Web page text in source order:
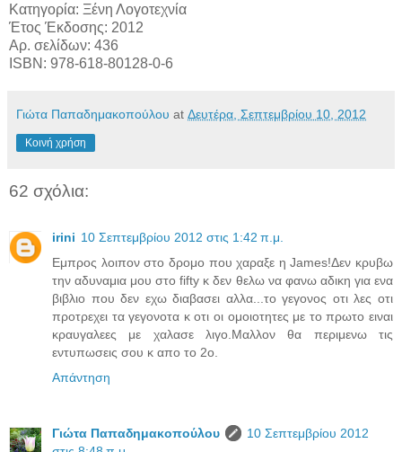
Κατηγορία: Ξένη Λογοτεχνία
Έτος Έκδοσης: 2012
Αρ. σελίδων: 436
ISBN: 978-618-80128-0-6
Γιώτα Παπαδημακοπούλου at Δευτέρα, Σεπτεμβρίου 10, 2012
Κοινή χρήση
62 σχόλια:
irini 10 Σεπτεμβρίου 2012 στις 1:42 π.μ.
Εμπρος λοιπον στο δρομο που χαραξε η James!Δεν κρυβω
την αδυναμια μου στο fifty κ δεν θελω να φανω αδικη για ενα
βιβλιο που δεν εχω διαβασει αλλα...το γεγονος οτι λες οτι
προτρεχει τα γεγονοτα κ οτι οι ομοιοτητες με το πρωτο ειναι
κραυγαλεες με χαλασε λιγο.Μαλλον θα περιμενω τις
εντυπωσεις σου κ απο το 2ο.
Απάντηση
Γιώτα Παπαδημακοπούλου
10 Σεπτεμβρίου 2012